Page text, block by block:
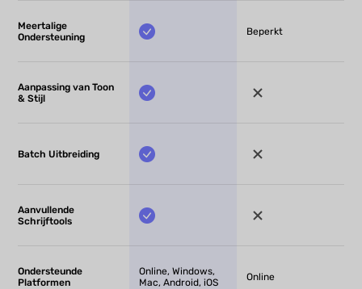
Meertalige
Ondersteuning
Beperkt
Aanpassing van Toon
& Stijl
Batch Uitbreiding
Aanvullende
Schrijftools
Ondersteunde
Platformen
Online, Windows,
Mac, Android, iOS
Online